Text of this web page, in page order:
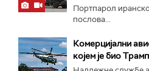
Портпарол
послова...
Комерцијални
којем је био